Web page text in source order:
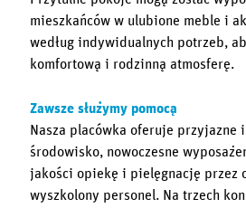
mieszkańców w ulubione meble i
według indywidualnych potrzeb,
komfortową i rodzinną atmosferę.
Zawsze służymy pomocą
Nasza placówka oferuje przyjazne
środowisko, nowoczesne
jakości opiekę i pielęgnację przez
wyszkolony personel. Na trzech